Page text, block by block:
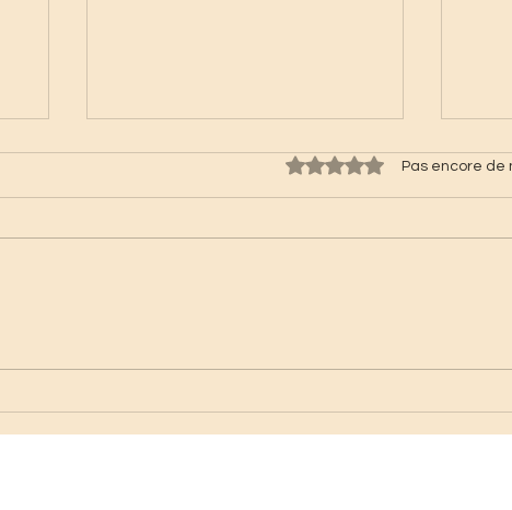
Noté 0 étoile sur 5.Pas encore de